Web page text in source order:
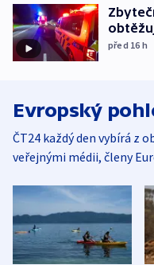
před 16 h
Evropský
ČT24 každý den vybírá z
veřejnými médii, členy